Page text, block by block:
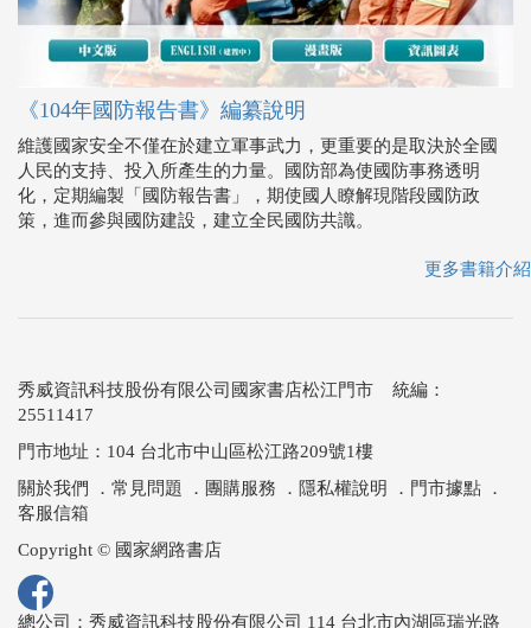
《104年國防報告書》編纂說明
維護國家安全不僅在於建立軍事武力，更重要的是取決於全國
人民的支持、投入所產生的力量。國防部為使國防事務透明
化，定期編製「國防報告書」，期使國人瞭解現階段國防政
策，進而參與國防建設，建立全民國防共識。
更多書籍介紹
秀威資訊科技股份有限公司國家書店松江門市 統編：
25511417
門市地址：104 台北市中山區松江路209號1樓
關於我們
． 常見問題 ． 團購服務 ． 隱私權說明 ． 門市據點 ．
客服信箱
Copyright © 國家網路書店
總公司：秀威資訊科技股份有限公司 114 台北市內湖區瑞光路